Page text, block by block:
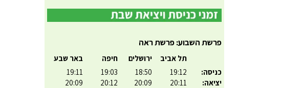
פרשת השבוע: פרשת ראה
כניסה:
יציאה:
תל אביב
19:12
20:11
ירושלים
18:50
20:09
חיפה
19:03
20:12
באר שבע
19:11
20:09